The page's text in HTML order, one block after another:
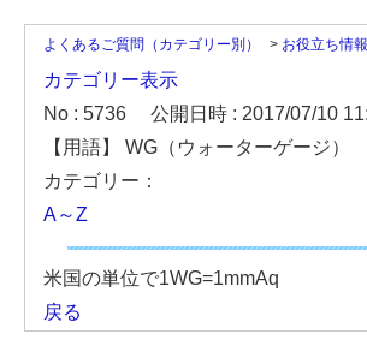
よくあるご質問（カテゴリー別） > お役立ち情報
カテゴリー表示
No : 5736
公開日時 : 2017/07/10
【用語】 WG（ウォーターゲージ）
カテゴリー：
A～Z
米国の単位で1WG=1mmAq
戻る